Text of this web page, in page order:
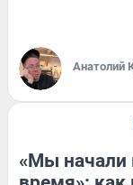
Анатолий
«Мы начали